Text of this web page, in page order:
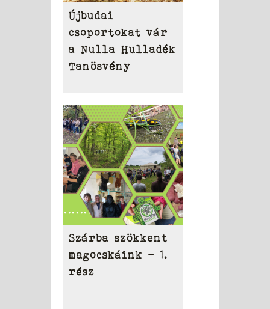
Újbudai
csoportokat vár
a Nulla Hulladék
Tanösvény
Szárba szökkent
magocskáink – 1.
rész